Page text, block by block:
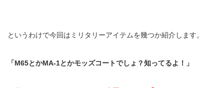
というわけで今回はミリタリーアイテムを幾つか紹介します。
「M65とかMA-1とかモッズコートでしょ？知ってるよ！」